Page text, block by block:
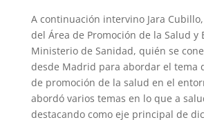
A continuación intervino Jara
del Área de Promoción de la Salud y
Ministerio de Sanidad, quién se
desde Madrid para abordar el tema
de promoción de la salud en el
abordó varios temas en lo que a
destacando como eje principal de